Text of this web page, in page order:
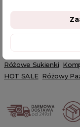
Powiązane
Różowe Sukienki
HOT SALE Różowy